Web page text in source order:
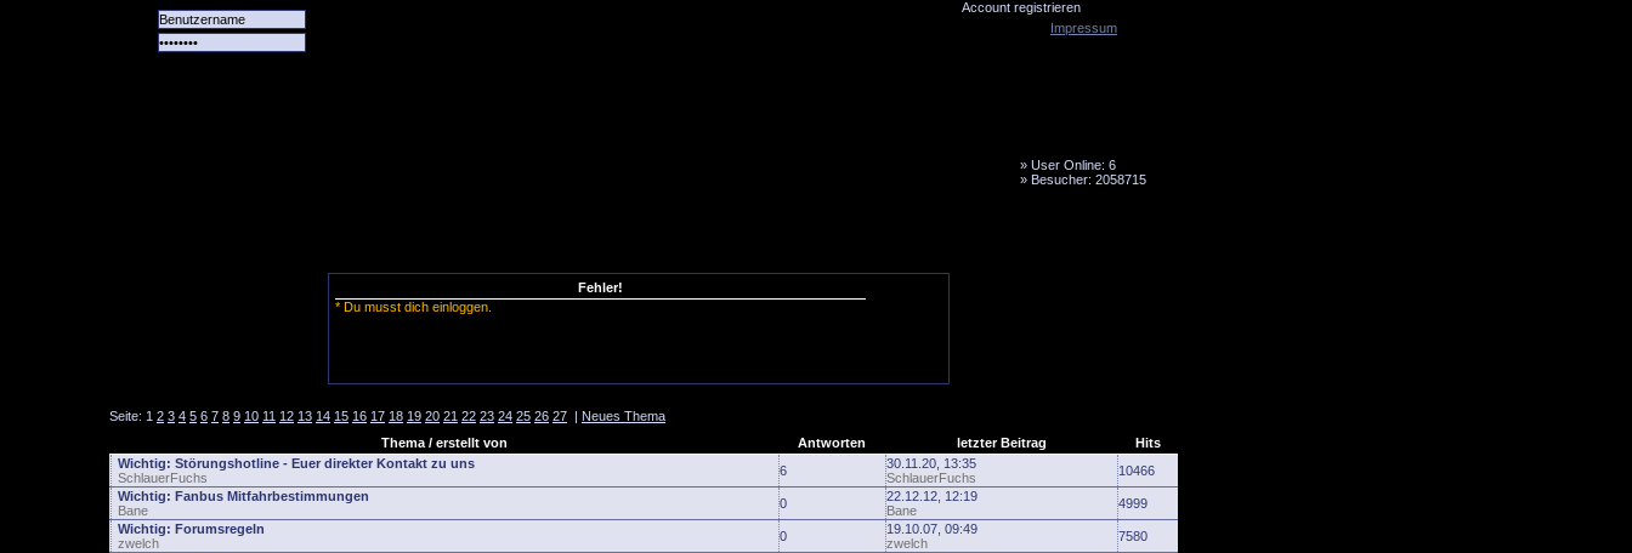
Account registrieren
» User Online: 6
» Besucher: 2058715
Fehler!
* Du musst dich einloggen.
Seite: 1 2 3 4 5 6 7 8 9 10 11 12 13 14 15 16 17 18 19 20 21 22 23 24 25 26 27 | Neues Thema
Thema / erstellt von
Antworten letzter Beitrag
Hits
Wichtig: Störungshotline - Euer direkter Kontakt zu uns
SchlauerFuchs
6
30.11.20, 13:35
SchlauerFuchs
10466
Wichtig: Fanbus Mitfahrbestimmungen
Bane
0
22.12.12, 12:19
Bane
4999
Wichtig: Forumsregeln
zwelch
0
19.10.07, 09:49
zwelch
7580
Impressum